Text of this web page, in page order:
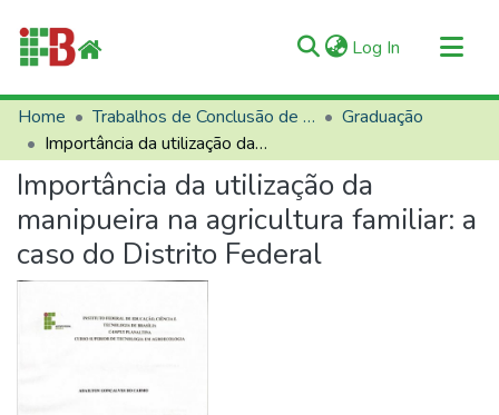
Log In (current)
Communities & Collections
All of RIIFB
Manuals and Terms
Statistics
About RIIFB
Contacts
Home Trabalhos de Conclusão de Curso (TCCs)
Graduação
Importância da utilização da manipueira na agricultura familiar: a caso do Distrito Federal
Importância da utilização da
manipueira na agricultura familiar: a
caso do Distrito Federal